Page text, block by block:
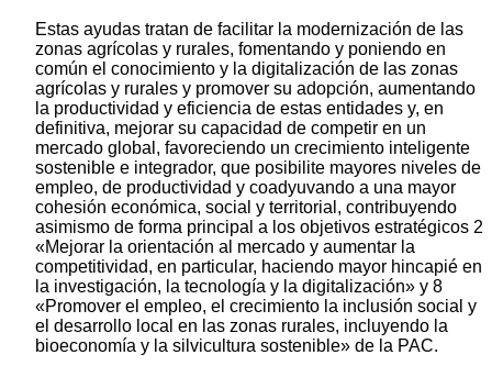
Estas ayudas tratan de facilitar la modernización de las
zonas agrícolas y rurales, fomentando y poniendo en
común el conocimiento y la digitalización de las zonas
agrícolas y rurales y promover su adopción, aumentando
la productividad y eficiencia de estas entidades y, en
definitiva, mejorar su capacidad de competir en un
mercado global, favoreciendo un crecimiento inteligente
sostenible e integrador, que posibilite mayores niveles de
empleo, de productividad y coadyuvando a una mayor
cohesión económica, social y territorial, contribuyendo
asimismo de forma principal a los objetivos estratégicos 2
«Mejorar la orientación al mercado y aumentar la
competitividad, en particular, haciendo mayor hincapié en
la investigación, la tecnología y la digitalización» y 8
«Promover el empleo, el crecimiento la inclusión social y
el desarrollo local en las zonas rurales, incluyendo la
bioeconomía y la silvicultura sostenible» de la PAC.